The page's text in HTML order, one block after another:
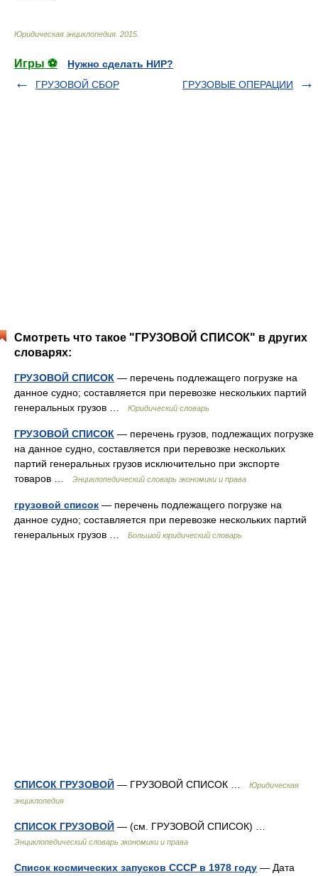
Юридическая энциклопедия 2015
Игры ⚽
Нужно сделать НИР?
ГРУЗОВОЙ СБОР
ГРУЗОВЫЕ ОПЕРАЦИИ
Смотреть что такое "ГРУЗОВОЙ СПИСОК" в других
словарях:
ГРУЗОВОЙ СПИСОК — перечень подлежащего погрузке на
данное судно; составляется при перевозке нескольких партий
генеральных грузов …
Юридический словарь
ГРУЗОВОЙ СПИСОК — перечень грузов, подлежащих погрузке
на данное судно, составляется при перевозке нескольких
партий генеральных грузов исключительно при экспорте
товаров …
Энциклопедический словарь экономики и права
грузовой список — перечень подлежащего погрузке на
данное судно; составляется при перевозке нескольких партий
генеральных грузов …
Большой юридический словарь
СПИСОК ГРУЗОВОЙ — ГРУЗОВОЙ СПИСОК …
Юридическая
энциклопедия
СПИСОК ГРУЗОВОЙ — (см. ГРУЗОВОЙ СПИСОК) …
Энциклопедический словарь экономики и права
Список космических запусков СССР в 1978 году — Дата